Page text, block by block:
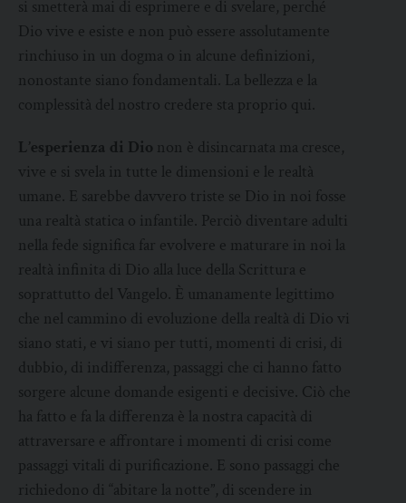
si smetterà mai di esprimere e di svelare, perché
Dio vive e esiste e non può essere assolutamente
rinchiuso in un dogma o in alcune definizioni,
nonostante siano fondamentali. La bellezza e la
complessità del nostro credere sta proprio qui.
L’esperienza di Dio non è disincarnata ma cresce,
vive e si svela in tutte le dimensioni e le realtà
umane. E sarebbe davvero triste se Dio in noi fosse
una realtà statica o infantile. Perciò diventare adulti
nella fede significa far evolvere e maturare in noi la
realtà infinita di Dio alla luce della Scrittura e
soprattutto del Vangelo. È umanamente legittimo
che nel cammino di evoluzione della realtà di Dio vi
siano stati, e vi siano per tutti, momenti di crisi, di
dubbio, di indifferenza, passaggi che ci hanno fatto
sorgere alcune domande esigenti e decisive. Ciò che
ha fatto e fa la differenza è la nostra capacità di
attraversare e affrontare i momenti di crisi come
passaggi vitali di purificazione. E sono passaggi che
richiedono di “abitare la notte”, di scendere in